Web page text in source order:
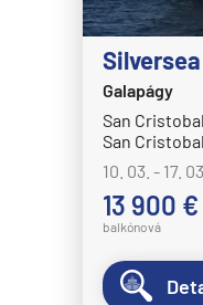
MS Volendam
MS
MS Zaandam
MS
Hurtigruten
HX MS Fram
HX MS Maud
Galapágy
San
San
10. 03. - 17.
13 900 €
balkónová